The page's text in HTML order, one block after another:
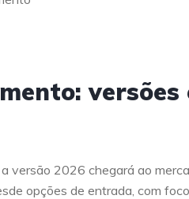
versão 2026 chegará ao
opções de entrada, com